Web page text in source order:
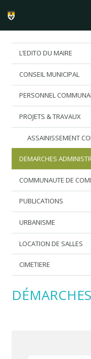
L’EDITO DU MAIRE
CONSEIL MUNICIPAL
PERSONNEL
PROJETS & TRAVAUX
ASSAINISSEMENT
DEMARCHES
COMMUNAUTE DE
PUBLICATIONS
URBANISME
LOCATION DE SALLES
CIMETIERE